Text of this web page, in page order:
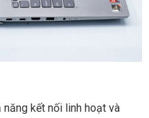
kết nối linh hoạt và